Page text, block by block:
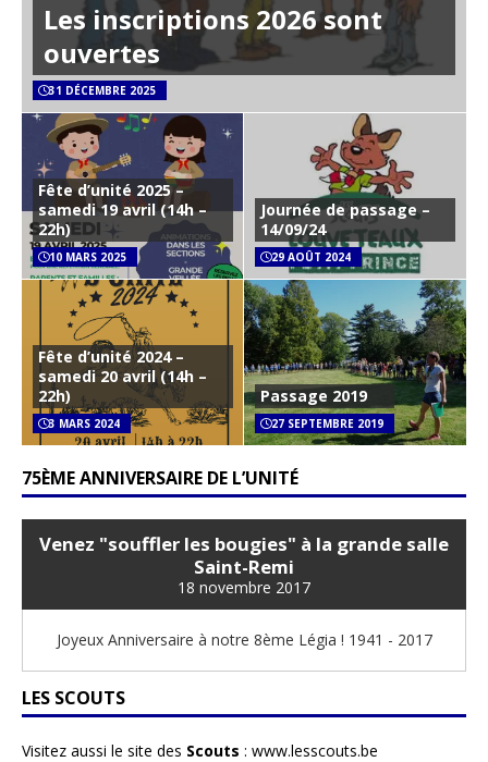
Les inscriptions 2026 sont
ouvertes
31 DÉCEMBRE 2025
Fête d’unité 2025 –
samedi 19 avril (14h –
22h)
10 MARS 2025
Journée de passage –
14/09/24
29 AOÛT 2024
Fête d’unité 2024 –
samedi 20 avril (14h –
22h)
3 MARS 2024
Passage 2019
27 SEPTEMBRE 2019
75ÈME ANNIVERSAIRE DE L’UNITÉ
Venez "souffler les bougies" à la grande salle
Saint-Remi
18 novembre 2017
Joyeux Anniversaire à notre 8ème Légia ! 1941 - 2017
LES SCOUTS
Visitez aussi le site des Scouts : www.lesscouts.be